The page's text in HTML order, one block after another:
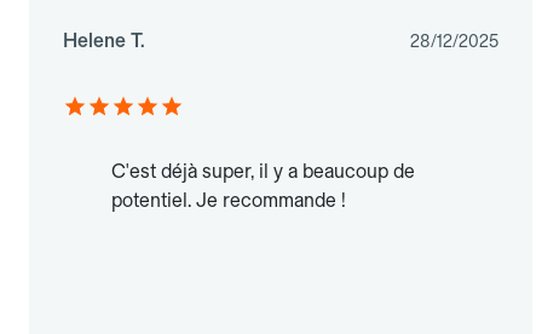
Helene T. 28/12/2025
C'est déjà super, il y a beaucoup de
potentiel. Je recommande !